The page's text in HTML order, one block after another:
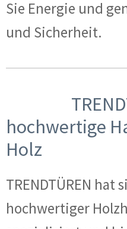
Sie Energie und
und Sicherheit.
hochwertige
Holz
TRENDTÜREN hat
hochwertiger